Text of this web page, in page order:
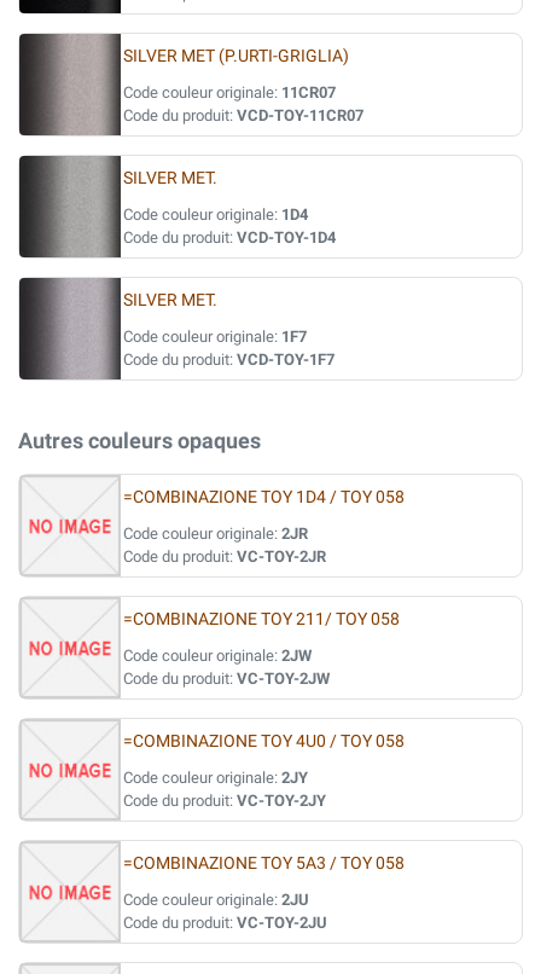
SILVER MET (P.URTI-GRIGLIA)
Code couleur originale: 11CR07
Code du produit: VCD-TOY-11CR07
SILVER MET.
Code couleur originale: 1D4
Code du produit: VCD-TOY-1D4
SILVER MET.
Code couleur originale: 1F7
Code du produit: VCD-TOY-1F7
Autres couleurs opaques
=COMBINAZIONE TOY 1D4 / TOY 058
Code couleur originale: 2JR
Code du produit: VC-TOY-2JR
=COMBINAZIONE TOY 211/ TOY 058
Code couleur originale: 2JW
Code du produit: VC-TOY-2JW
=COMBINAZIONE TOY 4U0 / TOY 058
Code couleur originale: 2JY
Code du produit: VC-TOY-2JY
=COMBINAZIONE TOY 5A3 / TOY 058
Code couleur originale: 2JU
Code du produit: VC-TOY-2JU